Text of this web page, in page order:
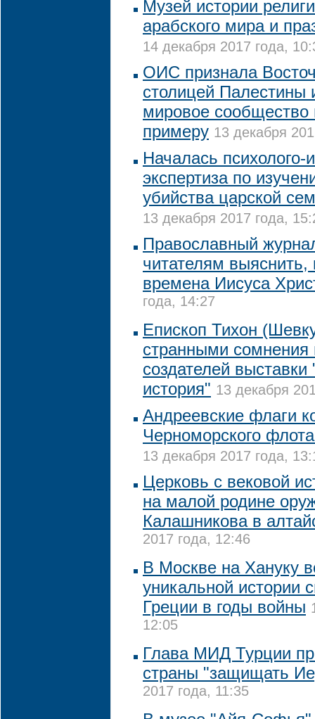
Музей истории
арабского мира и
14 декабря 2017 года,
ОИС признала
столицей Палестины
мировое сообщество
примеру 13 декабря
Началась психолого-
экспертиза по
убийства царской
13 декабря 2017 года,
Православный
читателям
времена Иисуса
года, 14:27
Епископ Тихон
странными сомнения
создателей
история" 13 декабря
Андреевские флаги
Черноморского
13 декабря 2017 года,
Церковь с вековой
на малой родине
Калашникова в
2017 года, 12:46
В Москве на Хануку
уникальной истории
Греции в годы войны
12:05
Глава МИД Турции
страны "защищать
2017 года, 11:35